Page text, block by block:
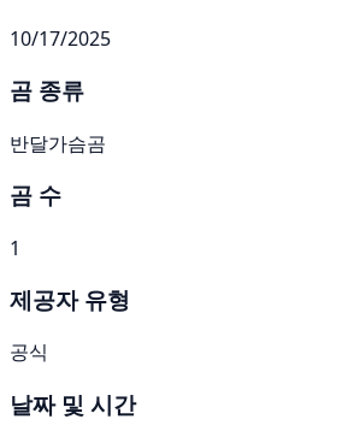
10/17/2025
곰 종류
반달가슴곰
곰 수
1
제공자 유형
공식
날짜 및 시간